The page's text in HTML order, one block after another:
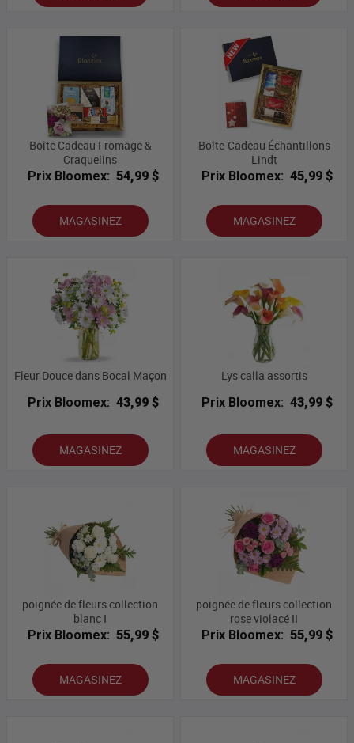
Boîte Cadeau Fromage &
Craquelins
Prix Bloomex: 54,99 $
MAGASINEZ
Boîte-Cadeau Échantillons
Lindt
Prix Bloomex: 45,99 $
MAGASINEZ
Fleur Douce dans Bocal Maçon
Prix Bloomex: 43,99 $
MAGASINEZ
Lys calla assortis
Prix Bloomex: 43,99 $
MAGASINEZ
poignée de fleurs collection
blanc I
Prix Bloomex: 55,99 $
MAGASINEZ
poignée de fleurs collection
rose violacé II
Prix Bloomex: 55,99 $
MAGASINEZ